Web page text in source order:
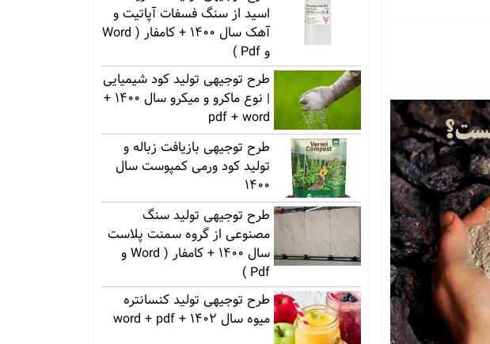
اسید از سنگ فسفات آپاتیت و
آهک سال 1400 + کامفار ( Word
و Pdf )
طرح توجیهی تولید کود شیمیایی
| نوع ماکرو و میکرو سال 1400 +
pdf + word
طرح توجیهی بازیافت زباله و
تولید کود ورمی کمپوست سال
1400
طرح توجیهی تولید سنگ
مصنوعی از گروه سمنت پلاست
سال 1400 + کامفار ( Word و
Pdf )
طرح توجیهی تولید کنسانتره
میوه سال 1402 + word + pdf